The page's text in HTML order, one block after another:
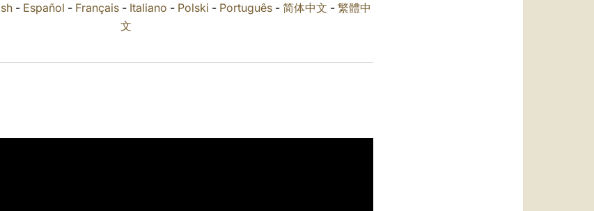
- Español - Français - Italiano - Polski - Português - 简体中文 - 繁體中
文